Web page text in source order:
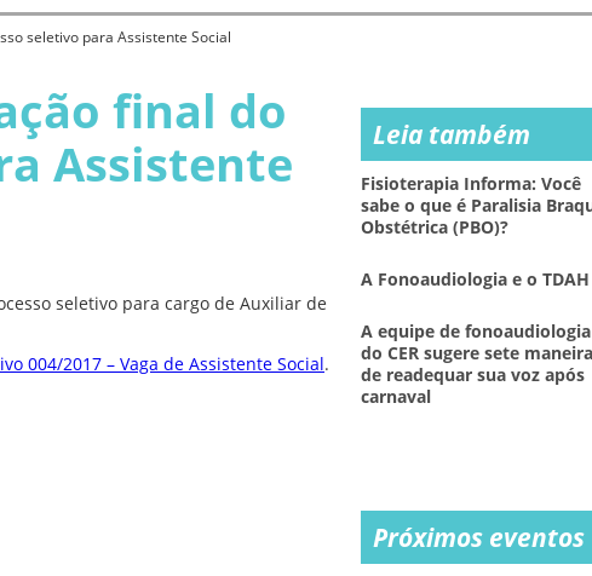
Faça sua doação
seletivo para Assistente Social
final do
Assistente
seletivo para cargo de Auxiliar de
004/2017 – Vaga de Assistente Social.
Leia também
Fisioterapia Informa: Você
sabe o que é Paralisia
Obstétrica (PBO)?
A Fonoaudiologia e o TDAH
A equipe de fonoaudiologia
do CER sugere sete
de readequar sua voz após
carnaval
Próximos eventos